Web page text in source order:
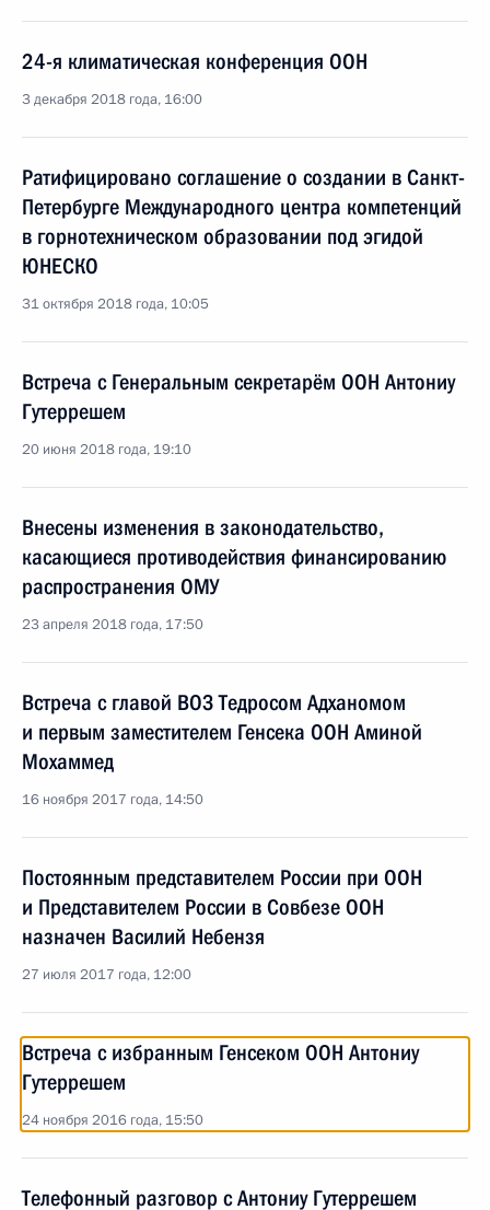
24-я климатическая конференция ООН
3 декабря 2018 года, 16:00
Ратифицировано соглашение о создании в Санкт-
Петербурге Международного центра компетенций
в горнотехническом образовании под эгидой
ЮНЕСКО
31 октября 2018 года, 10:05
Встреча с Генеральным секретарём ООН Антониу
Гутеррешем
20 июня 2018 года, 19:10
Внесены изменения в законодательство,
касающиеся противодействия финансированию
распространения ОМУ
23 апреля 2018 года, 17:50
Встреча с главой ВОЗ Тедросом Адханомом
и первым заместителем Генсека ООН Аминой
Мохаммед
16 ноября 2017 года, 14:50
Постоянным представителем России при ООН
и Представителем России в Совбезе ООН
назначен Василий Небензя
27 июля 2017 года, 12:00
Встреча с избранным Генсеком ООН Антониу
Гутеррешем
24 ноября 2016 года, 15:50
Телефонный разговор с Антониу Гутеррешем